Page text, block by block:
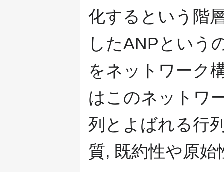
化するという階
したANPという
をネットワーク
はこのネットワ
列とよばれる行
質, 既約性や原